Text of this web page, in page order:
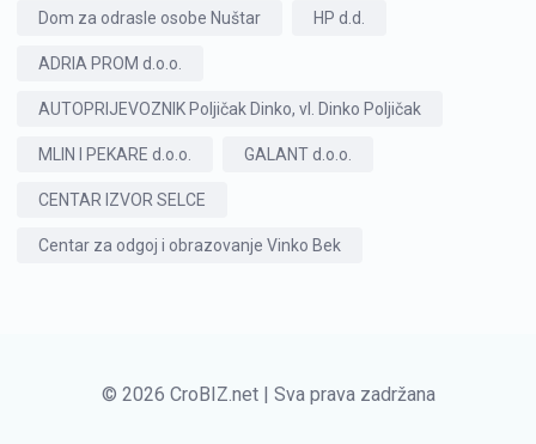
Dom za odrasle osobe Nuštar HP d.d.
ADRIA PROM d.o.o.
AUTOPRIJEVOZNIK Poljičak Dinko, vl. Dinko Poljičak
MLIN I PEKARE d.o.o. GALANT d.o.o.
CENTAR IZVOR SELCE
Centar za odgoj i obrazovanje Vinko Bek
© 2026 CroBIZ.net | Sva prava zadržana